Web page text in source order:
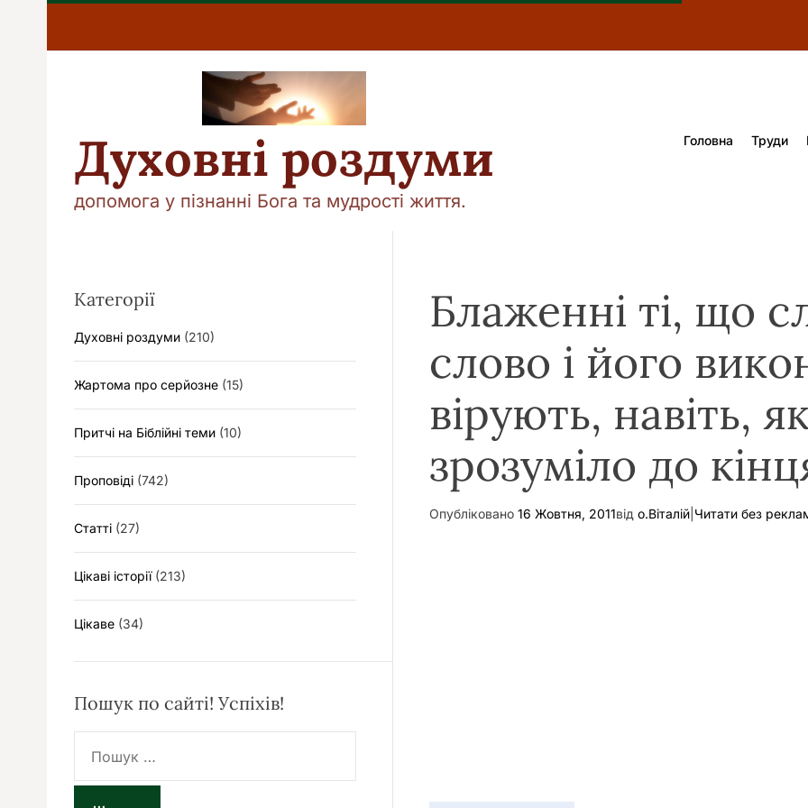
П
р
Духовні роздуми
допомога у пізнанні Бога та мудрості життя.
Головна Труди
Блаженні ті, що
слово і його
вірують, навіть,
зрозуміло до
Опубліковано 16 Жовтня, 2011від о.Віталій Читати без
Категорії
Духовні роздуми (210)
Жартома про серйозне (15)
Притчі на Біблійні теми (10)
Проповіді (742)
Статті (27)
Цікаві історії(213)
Цікаве (34)
Пошук по сайті! Успіхів!
ш